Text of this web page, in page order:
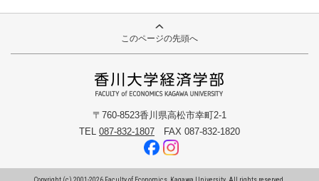
このページの先頭へ
〒760-8523香川県高松市幸町2-1
TEL 087-832-1807 FAX 087-832-1820